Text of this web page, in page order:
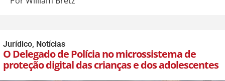
Jurídico, Notícias
O Delegado de Polícia no microssistema de
proteção digital das crianças e dos adolescentes